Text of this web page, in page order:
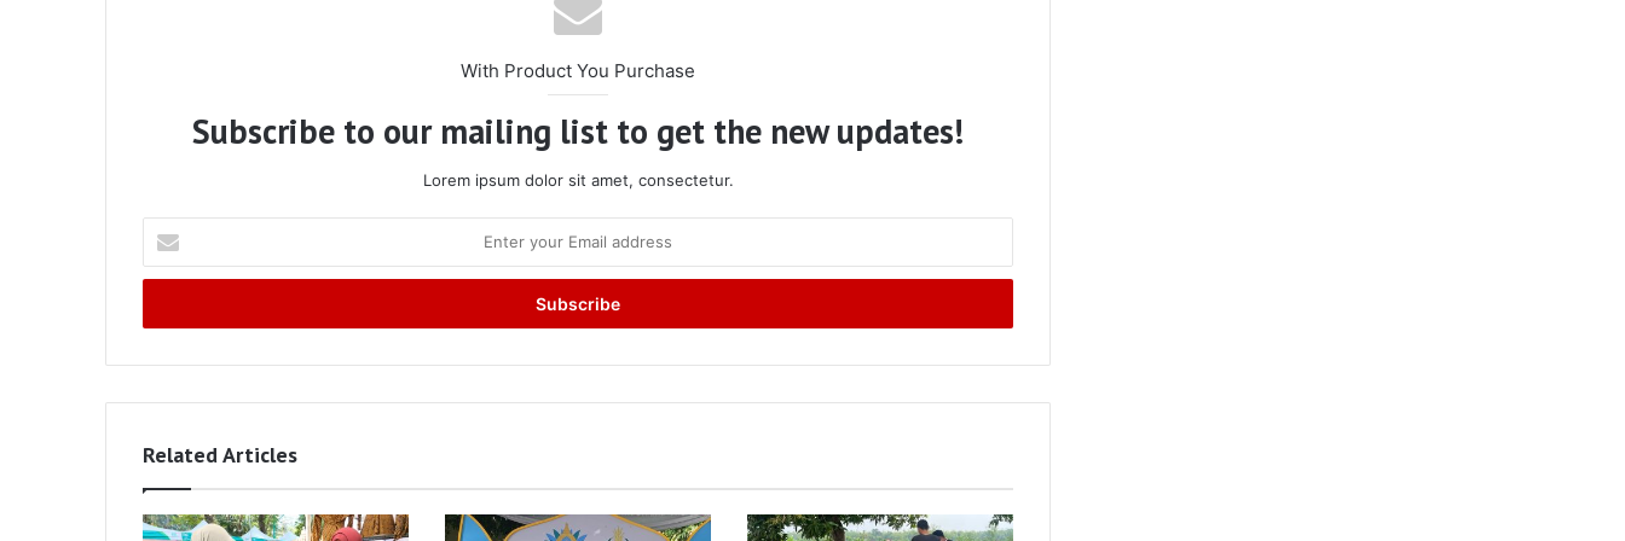
With Product You Purchase
Subscribe to our mailing list to get the new updates!
Lorem ipsum dolor sit amet, consectetur.
your
Email
Related Articles